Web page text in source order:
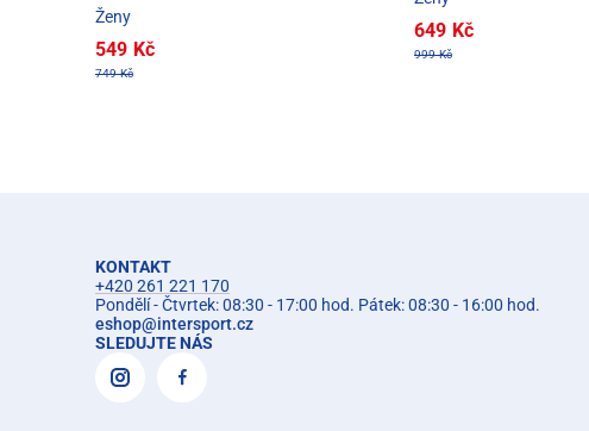
Ženy
549 Kč
749 Kč
649 Kč
999 Kč
KONTAKT
+420 261 221 170
Pondělí - Čtvrtek: 08:30 - 17:00 hod. Pátek: 08:30 - 16:00 hod.
eshop@intersport.cz
SLEDUJTE NÁS